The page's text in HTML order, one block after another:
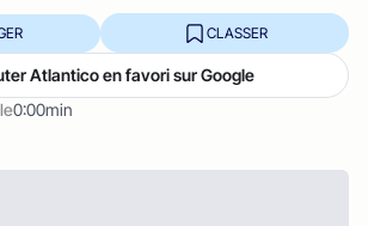
0:00min
CLASSER
Atlantico en favori sur Google